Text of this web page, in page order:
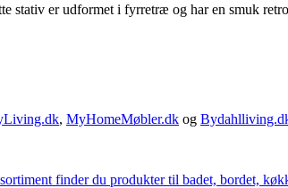
stativ er udformet i fyrretræ og har en smuk
, MyHomeMøbler.dk og
finder du produkter til badet, bordet,